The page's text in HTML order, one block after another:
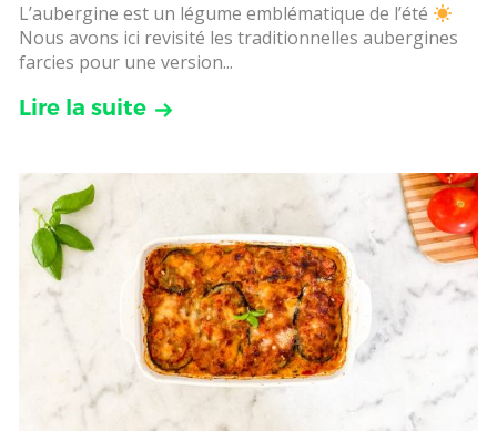
L’aubergine est un légume emblématique de l’été
Nous avons ici revisité les traditionnelles aubergines
farcies pour une version...
Lire la suite